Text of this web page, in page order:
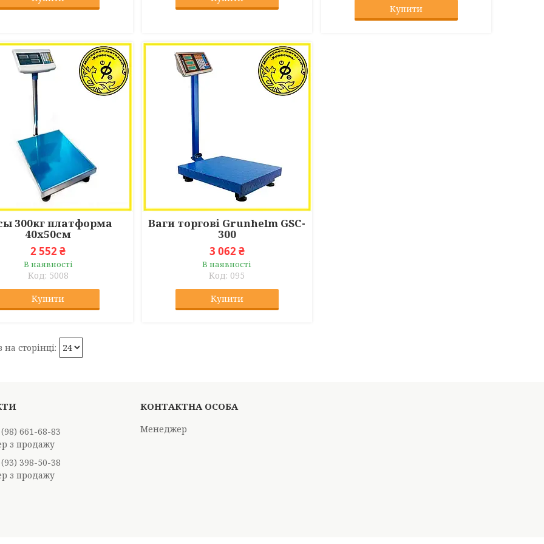
Купити
300кг платформа
40х50см
2 552 ₴
В наявності
5008
Купити
Ваги торгові Grunhelm GSC-
300
3 062 ₴
В наявності
095
Купити
661-68-83
з продажу
398-50-38
з продажу
Менеджер